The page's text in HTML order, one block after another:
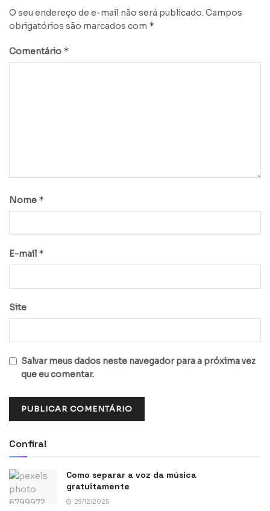
O seu endereço de e-mail não será publicado. Campos
obrigatórios são marcados com *
Comentário *
Nome *
E-mail *
Site
Salvar meus dados neste navegador para a próxima vez
que eu comentar.
Confira!
Como separar a voz da música
gratuitamente
29/12/2025